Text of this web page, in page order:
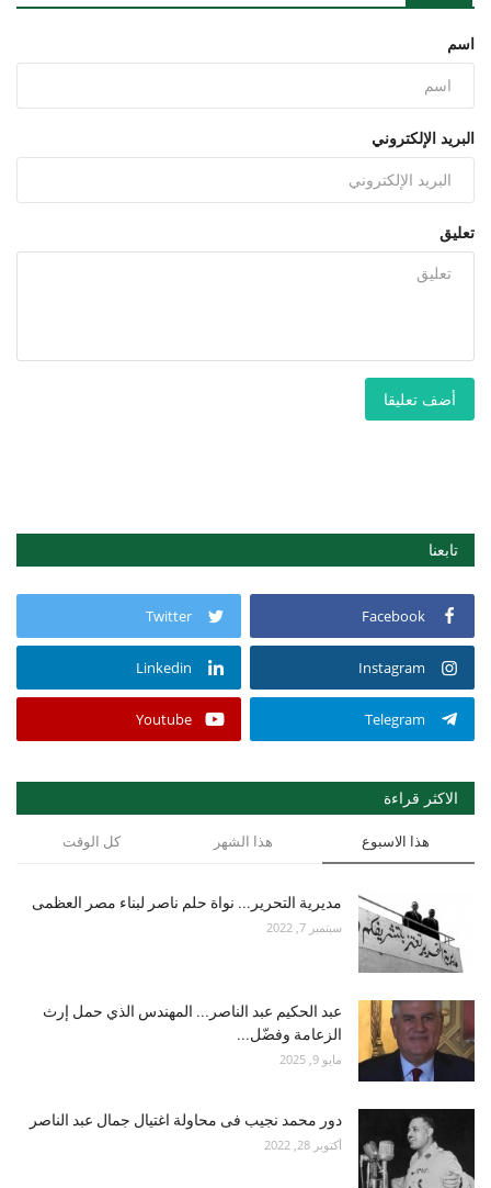
اسم
البريد الإلكتروني
تعليق
أضف تعليقا
تابعنا
Facebook
Twitter
Instagram
Linkedin
Telegram
Youtube
الاكثر قراءة
هذا الاسبوع هذا الشهر كل الوقت
مديرية التحرير... نواة حلم ناصر لبناء مصر العظمى
سبتمبر 7, 2022
عبد الحكيم عبد الناصر... المهندس الذي حمل إرث
الزعامة وفضّل...
مايو 9, 2025
دور محمد نجيب فى محاولة اغتيال جمال عبد الناصر
أكتوبر 28, 2022